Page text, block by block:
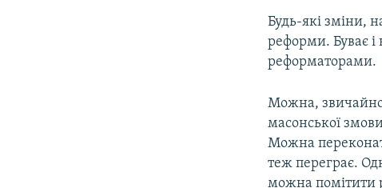
Будь-які зміни,
реформи. Буває
реформаторами.
Можна,
масонської
Можна
теж переграє.
можна помітити